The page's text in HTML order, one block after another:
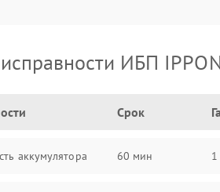
ИБП
Срок
аккумулятора 60 мин 1